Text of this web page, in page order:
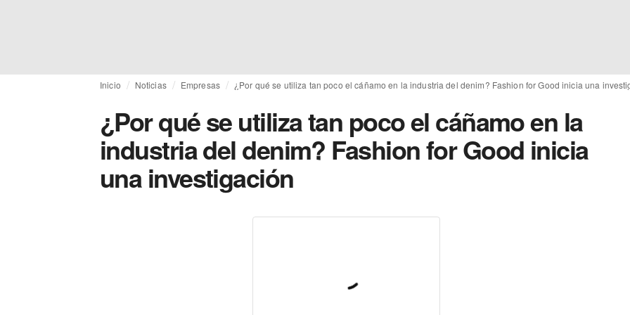
Inicio Noticias Empresas ¿Por qué se utiliza tan poco el cáñamo en la industria del denim? Fashion for Good inicia una
¿Por qué se utiliza tan poco el cáñamo en la
industria del denim? Fashion for Good inicia
una investigación